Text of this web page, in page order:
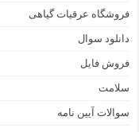
فروشگاه عرقیات گیاهی
دانلود سوال
فروش فایل
سلامت
سوالات آیین نامه